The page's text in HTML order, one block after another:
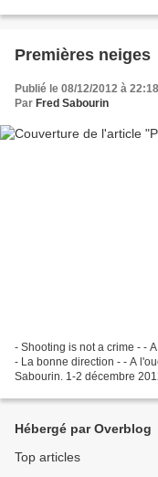
Premières neiges
Publié le 08/12/2012 à 22:18
Par Fred Sabourin
- Shooting is not a crime - -
- La bonne direction - - A
Sabourin. 1-2 décembre
Hébergé par Overblog
Top articles